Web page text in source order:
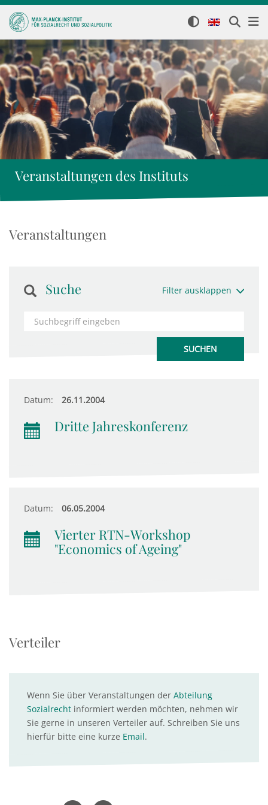
Veranstaltungen des Instituts
Veranstaltungen
Suche Filter ausklappen
Datum: 26.11.2004
Dritte Jahreskonferenz
Datum: 06.05.2004
Vierter RTN-Workshop
"Economics of Ageing"
Verteiler
Wenn Sie über Veranstaltungen der Abteilung
Sozialrecht informiert werden möchten, nehmen wir
Sie gerne in unseren Verteiler auf. Schreiben Sie uns
hierfür bitte eine kurze Email.